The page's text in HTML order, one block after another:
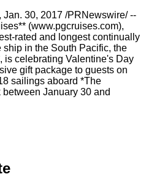
Jan. 30, 2017 /PRNewswire/ --
(www.pgcruises.com),
rated and longest continually
in the South Pacific, the
is celebrating Valentine's Day
gift package to guests on
sailings aboard *The
January 30 and